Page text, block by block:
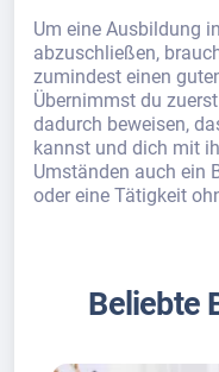
Um eine Ausbildung
abzuschließen,
zumindest einen
Übernimmst du
dadurch beweisen,
kannst und dich mit
Umständen auch ein
oder eine Tätigkeit
Beliebte